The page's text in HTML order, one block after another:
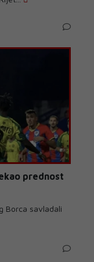
prednost
Borca savladali